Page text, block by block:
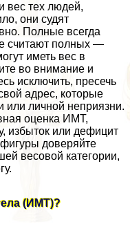
вес тех людей,
они судят
Полные всегда
считают полных —
иметь вес в
во внимание и
исключить, пресечь
адрес, которые
или личной неприязни.
оценка ИМТ,
избыток или дефицит
доверяйте
весовой категории,
(ИМТ)?